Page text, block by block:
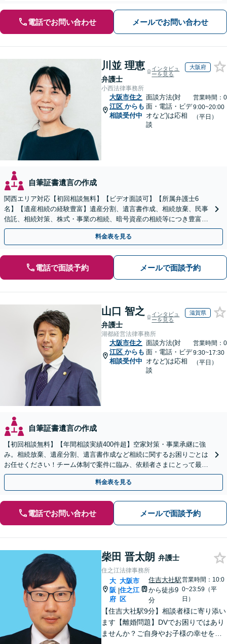
電話でお問い合わせ メールでお問い合わせ
川並 理恵
弁護士
インタビュ
ーを見る
大阪府
小西法律事務所
大阪市住之
江区 からも
相談受付中
面談方法(対
面・電話・ビデ
オなど)は応相
談
営業時間：0
9:00~20:00
（平日）
自筆証書遺言の作成
関西エリア対応【初回相談無料】【ビデオ面談可】【所属弁護士6
名】【遺産相続の経験豊富】遺産分割、遺言書作成、相続放棄、民事
信託、相続対策、株式・事業の相続、暗号資産の相続等につき豊富な
対応実績。【バリアフリー】【完全個室対応】
料金表を見る
電話で面談予約 メールで面談予約
山口 智之
弁護士
インタビュ
ーを見る
滋賀県
湖都経営法律事務所
大阪市住之
江区 からも
相談受付中
面談方法(対
面・電話・ビデ
オなど)は応相
談
営業時間：0
9:30~17:30
（平日）
自筆証書遺言の作成
【初回相談無料】【年間相談実績400件超】空家対策・事業承継に強
み。相続放棄、遺産分割、遺言書作成など相続に関するお困りごとは
お任せください！チーム体制で案件に臨み、依頼者さまにとって最善
の解決を目指します【堅田駅4分】【無料駐車場あり】
料金表を見る
電話でお問い合わせ メールで面談予約
柴田 晋太朗 弁護士
住之江法律事務所
大
阪
府
|
大阪市
住之江
区
住吉大社駅
から徒歩9
分
営業時間：10:0
0~23:59（平
日）
【住吉大社駅9分】相談者様に寄り添い
ます【離婚問題】DVでお困りではあり
ませんか？ご自身やお子様の幸せを考